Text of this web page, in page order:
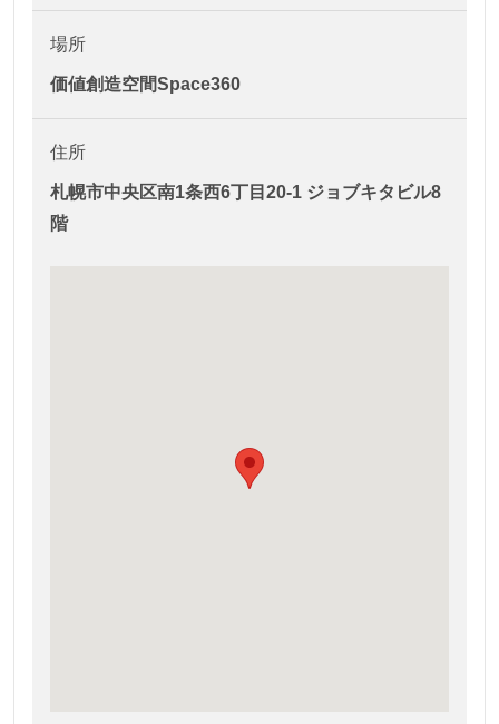
場所
価値創造空間Space360
住所
札幌市中央区南1条西6丁目20-1 ジョブキタビル8
階